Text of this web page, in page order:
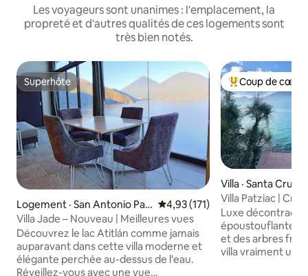
Les voyageurs sont unanimes : l'emplacement, la
propreté et d'autres qualités de ces logements sont
très bien notés.
Superhôte
Superhôte
Logement · San Antonio Pal
opó
Note moyenne de 4,93 sur 5,
4,93 (171)
Villa Jade – Nouveau | Meilleures vues
Découvrez le lac Atitlán comme jamais
auparavant dans cette villa moderne et
élégante perchée au-dessus de l'eau.
Réveillez-vous avec une vue
Coup de cœur
Coup de cœur
Villa · Santa Cruz
Villa Patziac |
sereine
Luxe
époustouflante.
et des arbres
villa vraiment